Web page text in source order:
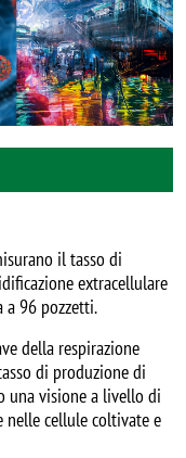
il tasso di
extracellulare
a 96 pozzetti.
della respirazione
di produzione di
una visione a livello di
nelle cellule coltivate e